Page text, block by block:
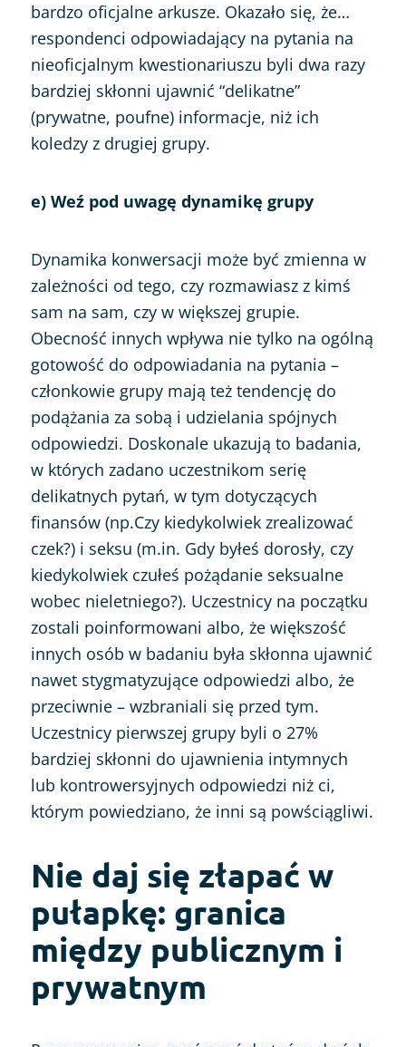
bardzo oficjalne arkusze. Okazało się, że…
respondenci odpowiadający na pytania na
nieoficjalnym kwestionariuszu byli dwa razy
bardziej skłonni ujawnić “delikatne”
(prywatne, poufne) informacje, niż ich
koledzy z drugiej grupy.
e) Weź pod uwagę dynamikę grupy
Dynamika konwersacji może być zmienna w
zależności od tego, czy rozmawiasz z kimś
sam na sam, czy w większej grupie.
Obecność innych wpływa nie tylko na ogólną
gotowość do odpowiadania na pytania –
członkowie grupy mają też tendencję do
podążania za sobą i udzielania spójnych
odpowiedzi. Doskonale ukazują to badania,
w których zadano uczestnikom serię
delikatnych pytań, w tym dotyczących
finansów (np.Czy kiedykolwiek zrealizować
czek?) i seksu (m.in. Gdy byłeś dorosły, czy
kiedykolwiek czułeś pożądanie seksualne
wobec nieletniego?). Uczestnicy na początku
zostali poinformowani albo, że większość
innych osób w badaniu była skłonna ujawnić
nawet stygmatyzujące odpowiedzi albo, że
przeciwnie – wzbraniali się przed tym.
Uczestnicy pierwszej grupy byli o 27%
bardziej skłonni do ujawnienia intymnych
lub kontrowersyjnych odpowiedzi niż ci,
którym powiedziano, że inni są powściągliwi.
Nie daj się złapać w
pułapkę: granica
między publicznym i
prywatnym